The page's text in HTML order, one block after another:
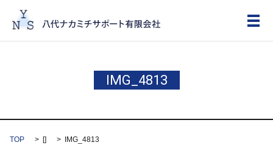
メ
IMG_4813
TOP [] IMG_4813